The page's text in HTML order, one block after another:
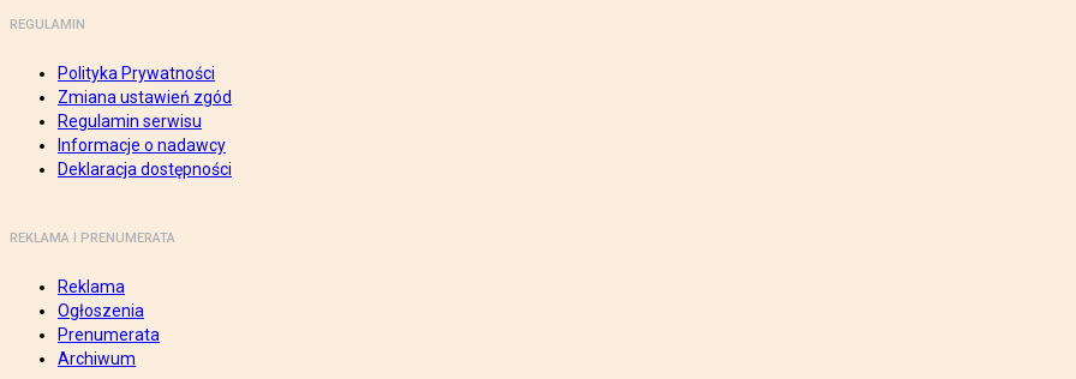
REGULAMIN
Polityka Prywatności
Zmiana ustawień zgód
Regulamin serwisu
Informacje o nadawcy
Deklaracja dostępności
REKLAMA I PRENUMERATA
Reklama
Ogłoszenia
Prenumerata
Archiwum